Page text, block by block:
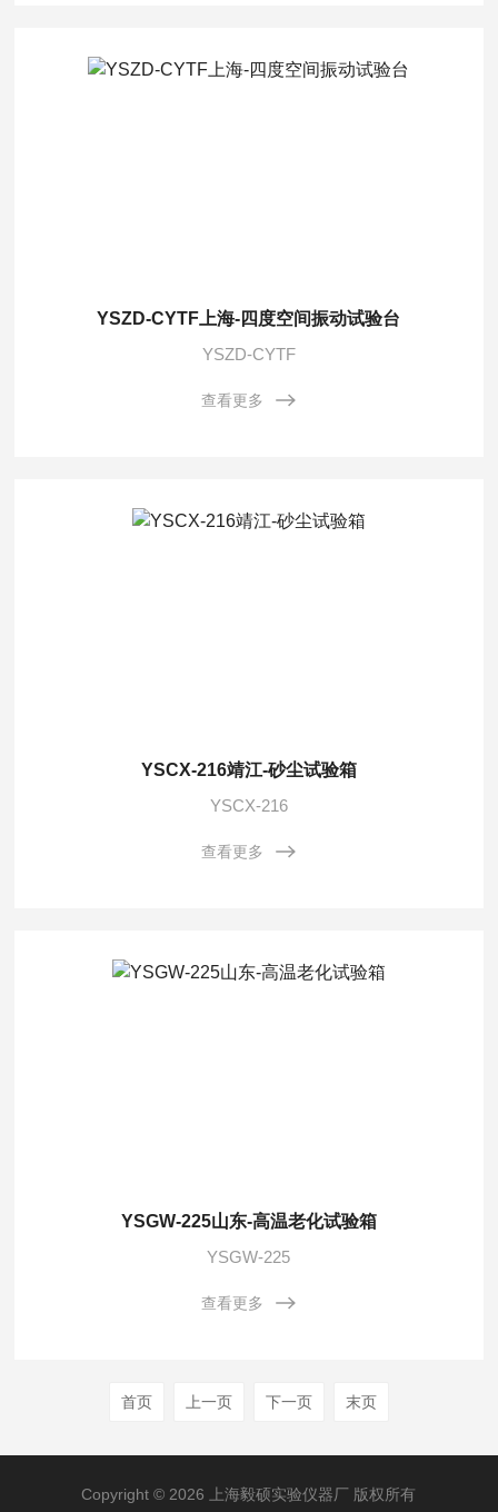
YSZD-CYTF上海-四度空间振动试验台
YSZD-CYTF
查看更多
YSCX-216靖江-砂尘试验箱
YSCX-216
查看更多
YSGW-225山东-高温老化试验箱
YSGW-225
查看更多
首页 上一页 下一页 末页
Copyright © 2026 上海毅硕实验仪器厂 版权所有